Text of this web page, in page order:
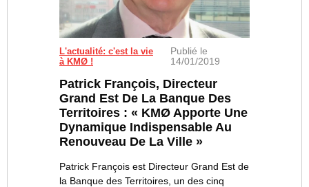
L'actualité: c'est la vie
à KMØ !
Publié le
14/01/2019
Patrick François, Directeur
Grand Est De La Banque Des
Territoires : « KMØ Apporte Une
Dynamique Indispensable Au
Renouveau De La Ville »
Patrick François est Directeur Grand Est de
la Banque des Territoires, un des cinq